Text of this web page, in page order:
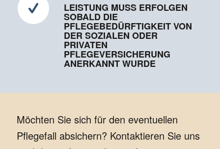
LEISTUNG MUSS ERFOLGEN
SOBALD DIE
PFLEGEBEDÜRFTIGKEIT VON
DER SOZIALEN ODER
PRIVATEN
PFLEGEVERSICHERUNG
ANERKANNT WURDE
Möchten Sie sich für den eventuellen
Pflegefall absichern? Kontaktieren Sie uns